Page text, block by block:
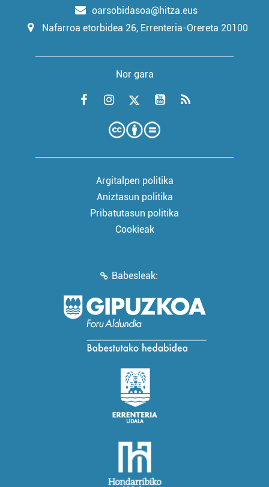
oarsobidasoa@hitza.eus
Nafarroa etorbidea 26, Errenteria-Orereta 20100
Nor gara
Argitalpen politika
Aniztasun politika
Pribatutasun politika
Cookieak
Babesleak: